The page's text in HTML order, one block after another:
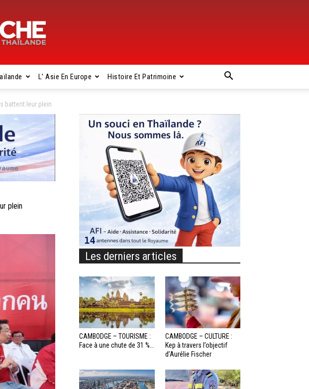
L’ Asie En Europe Histoire Et Patrimoine
battent leur plein
plein
Les derniers articles
CAMBODGE – TOURISME :
Face à une chute de 31 %...
CAMBODGE – CULTURE :
Kep à travers l’objectif
d’Aurélie Fischer